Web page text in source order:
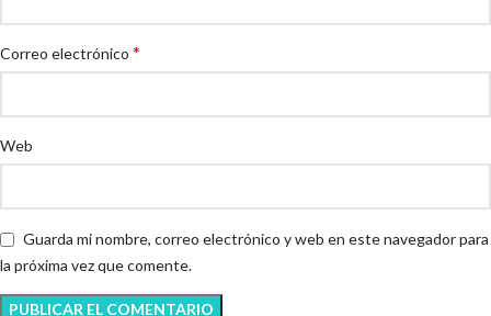
Correo electrónico *
Web
Guarda mi nombre, correo electrónico y web en este navegador para
la próxima vez que comente.